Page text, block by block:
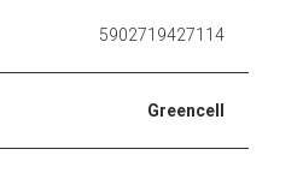
5902719427114
Greencell